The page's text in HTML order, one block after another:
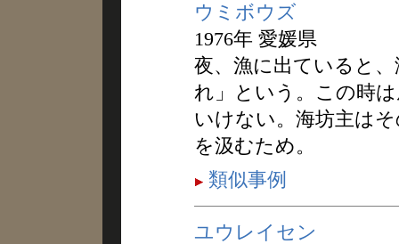
ウミボウズ
1976年 愛媛県
夜、漁に出ていると
れ」という。この時
いけない。海坊主は
を汲むため。
類似事例
ユウレイセン